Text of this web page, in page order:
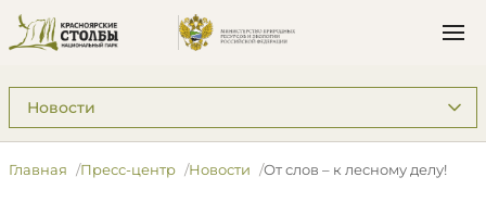
Подразделы: Пресс-центр
Главная Пресс-центр Новости ​От слов – к лесному делу!